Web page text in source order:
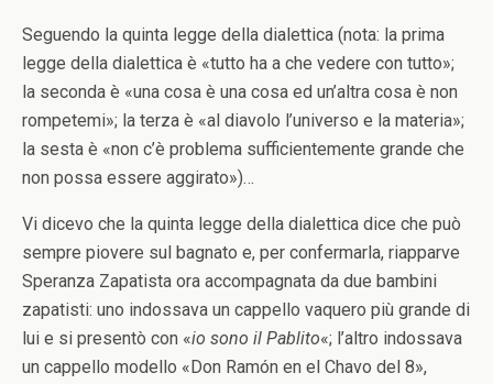
Seguendo la quinta legge della dialettica (nota: la prima
legge della dialettica è «tutto ha a che vedere con tutto»;
la seconda è «una cosa è una cosa ed un’altra cosa è non
rompetemi»; la terza è «al diavolo l’universo e la materia»;
la sesta è «non c’è problema sufficientemente grande che
non possa essere aggirato»)…
Vi dicevo che la quinta legge della dialettica dice che può
sempre piovere sul bagnato e, per confermarla, riapparve
Speranza Zapatista ora accompagnata da due bambini
zapatisti: uno indossava un cappello vaquero più grande di
lui e si presentò con «io sono il Pablito«; l’altro indossava
un cappello modello «Don Ramón en el Chavo del 8»,